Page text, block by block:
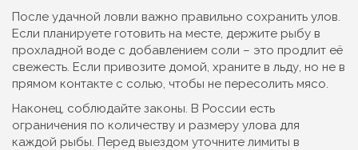
После удачной ловли важно правильно сохранить улов.
Если планируете готовить на месте, держите рыбу в
прохладной воде с добавлением соли – это продлит её
свежесть. Если привозите домой, храните в льду, но не в
прямом контакте с солью, чтобы не пересолить мясо.
Наконец, соблюдайте законы. В России есть
ограничения по количеству и размеру улова для
каждой рыбы. Перед выездом уточните лимиты в